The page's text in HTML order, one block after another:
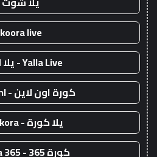
koora live
Yalla Live - يلا لايف
كورة اون لاين - koora onl
يلا كورة - yallakora
كورة 365 - kooora 365